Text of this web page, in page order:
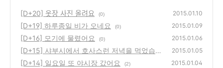
[D+20] 옷장 사진 올려요 (0) 2015.01.10
[D+19] 하루종일 비가 오네요 (0) 2015.01.09
[D+16] 모기에 물렸어요 (0) 2015.01.06
[D+15] 샤부시에서 호사스런 저녁을 먹었습니
다.
(0)
2015.01.05
[D+14] 일요일 또 야시장 갔어요 (2) 2015.01.04